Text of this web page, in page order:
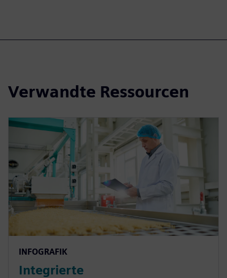
Verwandte Ressourcen
INFOGRAFIK
Integrierte